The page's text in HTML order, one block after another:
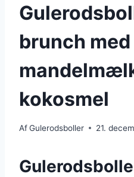
brunch med
kokosmel
AfGulerodsboller 21.